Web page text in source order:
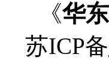
《华
苏ICP备